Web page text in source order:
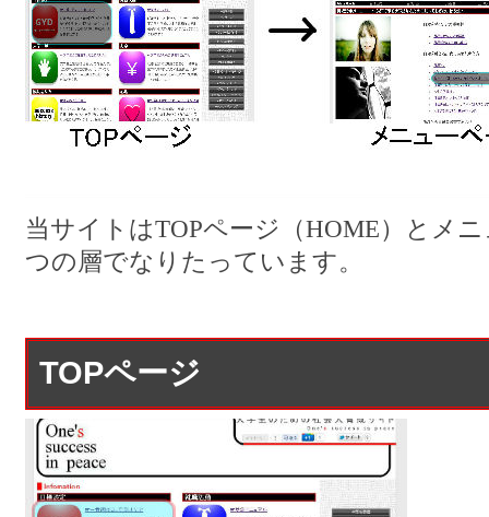
当サイトはTOPページ（HOME）とメ
つの層でなりたっています。
TOPページ